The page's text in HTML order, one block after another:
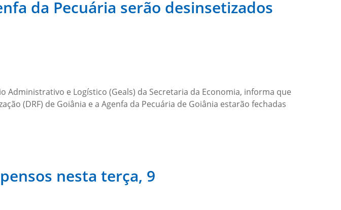
da Pecuária serão desinsetizados
e Logístico (Geals) da Secretaria da Economia, informa que
(DRF) de Goiânia e a Agenfa da Pecuária de Goiânia estarão fechadas
nesta terça, 9